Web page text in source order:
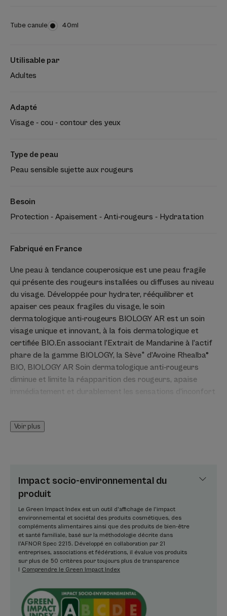
Tube canule
Tube
40ml
Utilisable par
Adultes
Adapté
Visage - cou - contour des yeux
Type de peau
Peau sensible sujette aux rougeurs
Besoin
Protection - Apaisement - Anti-rougeurs - Hydratation
Fabriqué en France
Une peau à tendance couperosique est une peau fragile
qui présente des rougeurs installées ou diffuses au niveau
du visage. Développée pour hydrater, rééquilibrer et
apaiser ces peaux fragiles du visage, le soin
dermatologique anti-rougeurs BIOLOGY AR est un soin
visage unique et innovant, à la fois dermatologique et
certifiée BIO.En associant l’Extrait de Mandarine à l’actif
phare de la gamme BIOLOGY, la Sève* d’Avoine Rhealba®
BIO, BIOLOGY AR Soin dermatologique anti-rougeurs
diminue et limite la réapparition des rougeurs, apaise
immédiatement et durablement les sensations d’inconfort
de l'Extrait de Florin d'Or. Ce soin visage anti-rougeurs à
médicamenteux et en post-laser vasculaire***, sa formule
sans parfum ni huile essentielle s'applique sur le contour
de l’œil et la peau du visage. Sa texture fluide, effet frais,
non comédogène, peut être utilisée seule ou mélangée aux
crèmes dermatologiques hydratantes BIOLOGY pour un
soin sur mesure.Avoine Rhealba® issue de l’agriculture
biologique.Info Vegan : sans ingrédient d'origine animale.
• HYDRATE : riche en Sève* d’Avoine Rhealba® BIO, actif
breveté*** au fort pouvoir hydratant (booste de +83 % la
Voir plus
Impact socio-environnemental du
produit
Le Green Impact Index est un outil d’affichage de l’impact
environnemental et sociétal des produits cosmétiques, des
compléments alimentaires ainsi que des produits de bien-être
et santé familiale, basé sur la méthodologie décrite dans
l’AFNOR Spec 2215. Développé en collaboration par 21
entreprises, associations et fédérations, il évalue vos produits
sur plus de 50 critères pour toujours plus de transparence
Comprendre le Green Impact Index